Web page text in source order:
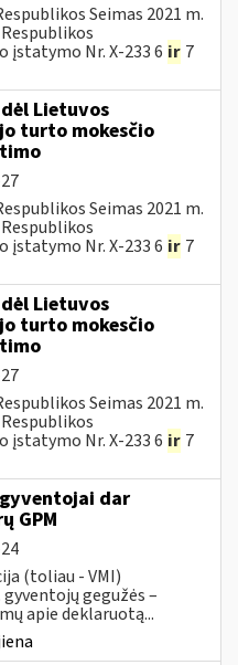
Seimas 2021 m.
Nr. X-233 6 ir 7
Lietuvos
turto mokesčio
Seimas 2021 m.
Nr. X-233 6 ir 7
Lietuvos
turto mokesčio
Seimas 2021 m.
Nr. X-233 6 ir 7
dar
GPM
(toliau - VMI)
gegužės –
apie deklaruotą...